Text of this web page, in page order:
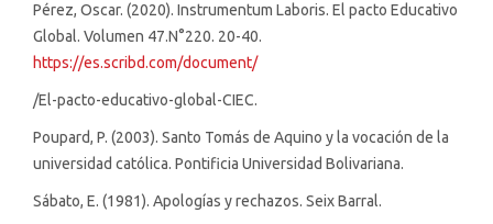
Pérez, Oscar. (2020). Instrumentum Laboris. El pacto Educativo
Global. Volumen 47.N°220. 20-40.
https://es.scribd.com/document/
/El-pacto-educativo-global-CIEC.
Poupard, P. (2003). Santo Tomás de Aquino y la vocación de la
universidad católica. Pontificia Universidad Bolivariana.
Sábato, E. (1981). Apologías y rechazos. Seix Barral.